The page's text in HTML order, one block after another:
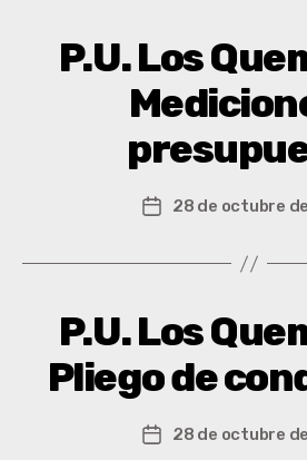
P.U. Los
28 de octubre
P.U. Los
Pliego de
28 de octubre